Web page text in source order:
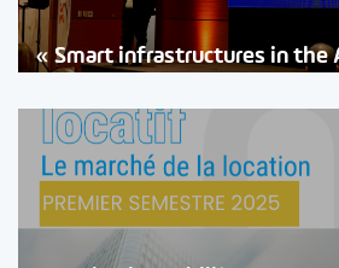
« Smart infrastructures in the